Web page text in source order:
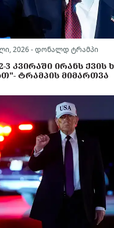
2026 - დონალდ ტრამპი
3 ᲙᲕᲘᲠᲐᲨᲘ ᲘᲠᲐᲜᲡ ᲥᲕᲘᲡ
ᲢᲠᲐᲛᲞᲘᲡ ᲛᲘᲛᲐᲠᲗᲕᲐ